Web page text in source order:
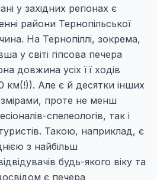
у західних регіонах є
райони Тернопільської
На Тернопіллі, зокрема,
у світі гіпсова печера
довжина усіх її ходів
км(!)). Але є й десятки інших
проте не менш
спелеологів, так і
Такою, наприклад, є
з найбільш
будь-якого віку та
є печера